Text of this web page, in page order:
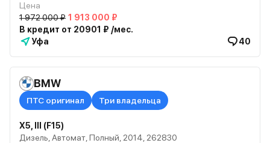
Цена
1 972 000 ₽ 1 913 000 ₽
В кредит от 20901 ₽ /мес.
Уфа
40
BMW
ПТС оригинал Три владельца
X5, III (F15)
Дизель, Автомат, Полный, 2014, 262830